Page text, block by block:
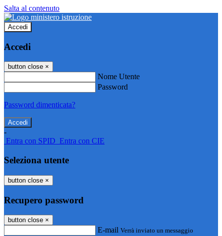
Salta al contenuto
Accedi
Accedi
button close ×
Nome Utente
Password
Password dimenticata?
-
Entra con SPID Entra con CIE
Seleziona utente
button close ×
Recupero password
button close ×
E-mail Verrà inviato un messaggio